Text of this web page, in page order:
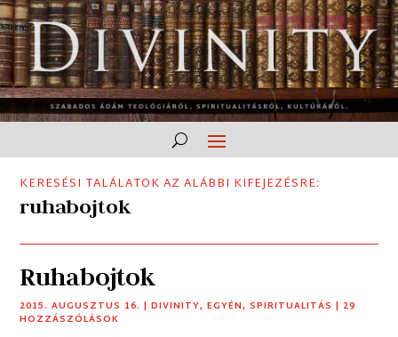
KERESÉSI TALÁLATOK AZ ALÁBBI KIFEJEZÉSRE:
ruhabojtok
Ruhabojtok
2015. AUGUSZTUS 16. |DIVINITY,EGYÉN,SPIRITUALITÁS | 29
HOZZÁSZÓLÁSOK